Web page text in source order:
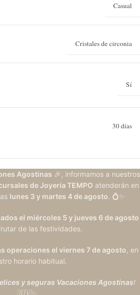
Casual
Cristales de circonia
Sí
30 días
Agostinas 🎉, informamos a nuestros
de Joyería TEMPO atenderán en
lunes 3 y martes 4 de agosto. 💍✨
el miércoles 5 y jueves 6 de agosto
de las festividades.
operaciones el viernes 7 de agosto, en
horario habitual.
y seguras Vacaciones Agostinas!
🇸🇻✨